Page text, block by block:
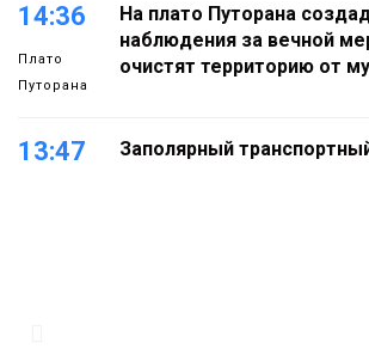
14:36
Плато
Путорана
На плато Путорана
наблюдения за вечной
очистят территорию от
13:47
Заполярный